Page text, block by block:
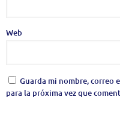
Web
Guarda mi nombre, correo
para la próxima vez que